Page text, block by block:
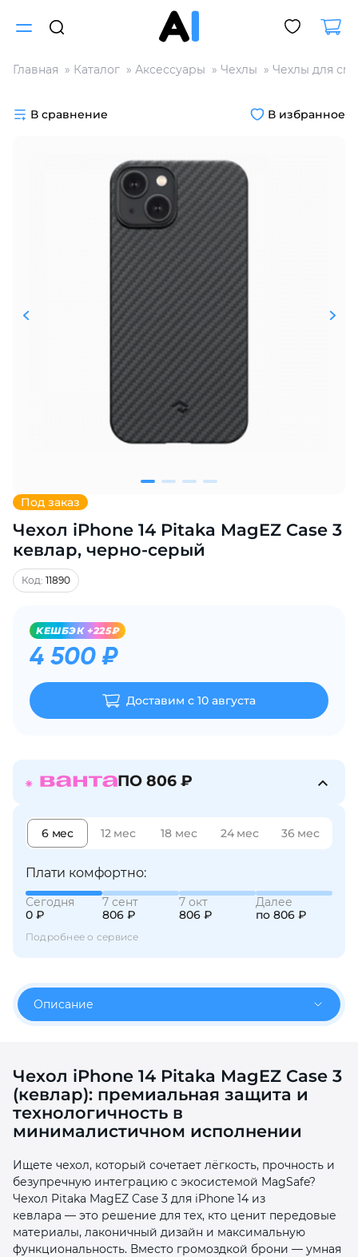
Главная Каталог Аксессуары Чехлы Чехлы для
Под заказ
Чехол iPhone 14 Pitaka MagEZ Case 3
кевлар, черно-серый
Код: 11890
KЕШБЭК +225₽
4 500 ₽
Доставим с 10 августа
В сравнение В избранное
ПО 806 ₽
6 мес 12 мес 18 мес 24 мес 36 мес
Плати комфортно:
Сегодня
0 ₽
7 сент
806 ₽
7 окт
806 ₽
Далее
по 806 ₽
Подробнее о сервисе
Описание
Чехол iPhone 14 Pitaka MagEZ Case 3
(кевлар): премиальная защита и
технологичность в
минималистичном исполнении
Ищете чехол, который сочетает лёгкость, прочность и
безупречную интеграцию с экосистемой MagSafe?
Чехол Pitaka MagEZ Case 3 для iPhone 14 из
кевлара — это решение для тех, кто ценит передовые
материалы, лаконичный дизайн и максимальную
функциональность. Вместо громоздкой брони — умная
Разбейте
на части
без переплат
График платежей
25
Добавляйте товары
в корзину
% картой любого банка
Получайте товар
выбранный способом
списываться
по25%каждые 2 недели
Подробнее
недели
раз в 2 недели
8 800 302-02-51